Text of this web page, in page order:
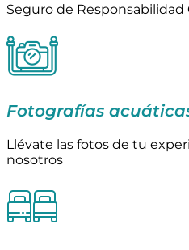
Seguro de Responsabilidad
Fotografías
Llévate las fotos de tu
nosotros